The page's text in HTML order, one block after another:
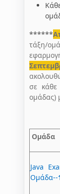
******
τάξη/
σε
ομάδας)
Ομάδα
Java
Ομάδα--